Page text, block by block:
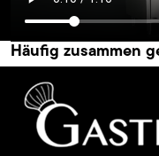
Häufig zusammen